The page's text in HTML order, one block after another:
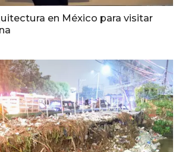
en México para visitar